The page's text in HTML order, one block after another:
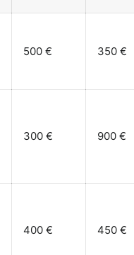
500 € 350 €
300 € 900 €
400 € 450 €